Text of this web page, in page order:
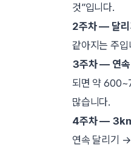
것”입니다.
2주차 — 달리
같아지는 주
3주차 — 연속
되면 약
많습니다.
4주차 —
연속 달리기